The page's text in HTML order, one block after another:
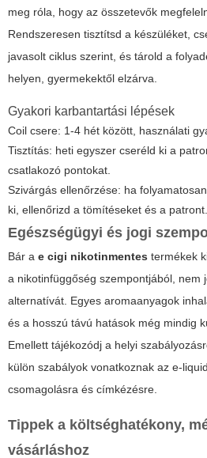
meg róla, hogy az összetevők
Rendszeresen tisztítsd a készüléket,
javasolt ciklus szerint, és tárold a
helyen, gyermekektől elzárva.
Gyakori karbantartási lépések
Coil csere: 1-4 hét között, használati
Tisztítás: heti egyszer cseréld ki a
csatlakozó pontokat.
Szivárgás ellenőrzése: ha
ki, ellenőrizd a tömítéseket és a patront.
Egészségügyi és jogi
Bár a e cigi nikotinmentes termékek
a nikotinfüggőség szempontjából, nem
alternatívát. Egyes aromaanyagok
és a hosszú távú hatások még mindig
Emellett tájékozódj a helyi
külön szabályok vonatkoznak az e-
csomagolásra és címkézésre.
Tippek a költséghatékony,
vásárláshoz